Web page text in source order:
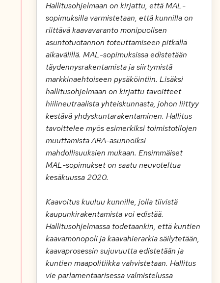
Hallitusohjelmaan on kirjattu, että MAL-
sopimuksilla varmistetaan, että kunnilla on
riittävä kaavavaranto monipuolisen
asuntotuotannon toteuttamiseen pitkällä
aikavälillä. MAL-sopimuksissa edistetään
täydennysrakentamista ja siirtymistä
markkinaehtoiseen pysäköintiin. Lisäksi
hallitusohjelmaan on kirjattu tavoitteet
hiilineutraalista yhteiskunnasta, johon liittyy
kestävä yhdyskuntarakentaminen. Hallitus
tavoittelee myös esimerkiksi toimistotilojen
muuttamista ARA-asunnoiksi
mahdollisuuksien mukaan. Ensimmäiset
MAL-sopimukset on saatu neuvoteltua
kesäkuussa 2020.
Kaavoitus kuuluu kunnille, jolla tiivistä
kaupunkirakentamista voi edistää.
Hallitusohjelmassa todetaankin, että kuntien
kaavamonopoli ja kaavahierarkia säilytetään,
kaavaprosessin sujuvuutta edistetään ja
kuntien maapolitiikka vahvistetaan. Hallitus
vie parlamentaarisessa valmistelussa